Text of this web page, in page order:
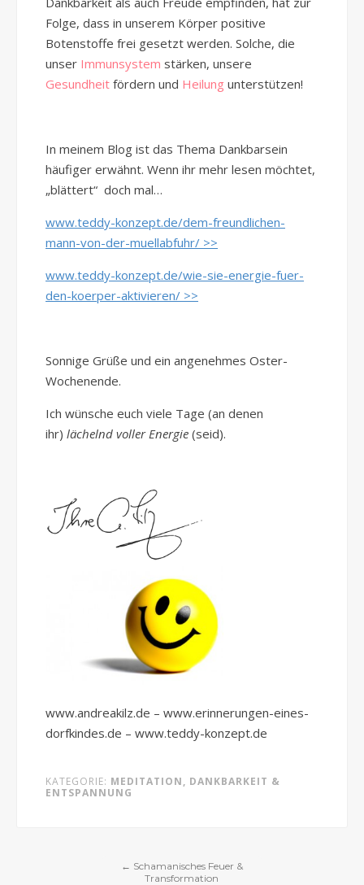
Folge, dass in unserem Körper positive
Botenstoffe frei gesetzt werden. Solche, die
unser Immunsystem stärken, unsere
Gesundheit fördern und Heilung unterstützen!
In meinem Blog ist das Thema Dankbarsein
häufiger erwähnt. Wenn ihr mehr lesen möchtet,
„blättert“ doch mal…
www.teddy-konzept.de/dem-freundlichen-
mann-von-der-muellabfuhr/ >>
www.teddy-konzept.de/wie-sie-energie-fuer-
den-koerper-aktivieren/ >>
Sonnige Grüße und ein angenehmes Oster-
Wochenende.
Ich wünsche euch viele Tage (an denen
ihr) lächelnd voller Energie (seid).
www.andreakilz.de – www.erinnerungen-eines-
dorfkindes.de – www.teddy-konzept.de
KATEGORIE: MEDITATION, DANKBARKEIT &
ENTSPANNUNG
← Schamanisches Feuer &
Transformation